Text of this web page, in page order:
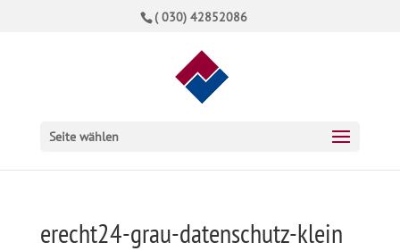
( 030) 42852086
Seite wählen
erecht24-grau-datenschutz-klein